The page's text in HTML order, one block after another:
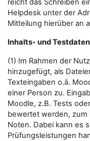
reicht das Schreiben
Helpdesk unter der
Mitteilung hierüber an
Inhalts- und Testdaten
(1) Im Rahmen der
hinzugefügt, als
Texteingaben o.ä.
einer Person zu.
Moodle, z.B. Tests
bewertet werden, zum
Noten. Dabei kann es
Prüfungsleistungen